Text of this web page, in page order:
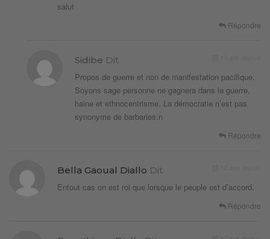
salut
Répondre
Sidibe Dit
Propos de guerre et non de manifestation pacifique.
Soyons sage personne ne gagnera dans la guerre,
haine et ethnocentrisme. La démocratie n’est pas
synonyme de barbaries.n
Répondre
Bella Gaoual Diallo Dit
Entout cas on est roi que lorsque le peuple est d’accord.
Répondre